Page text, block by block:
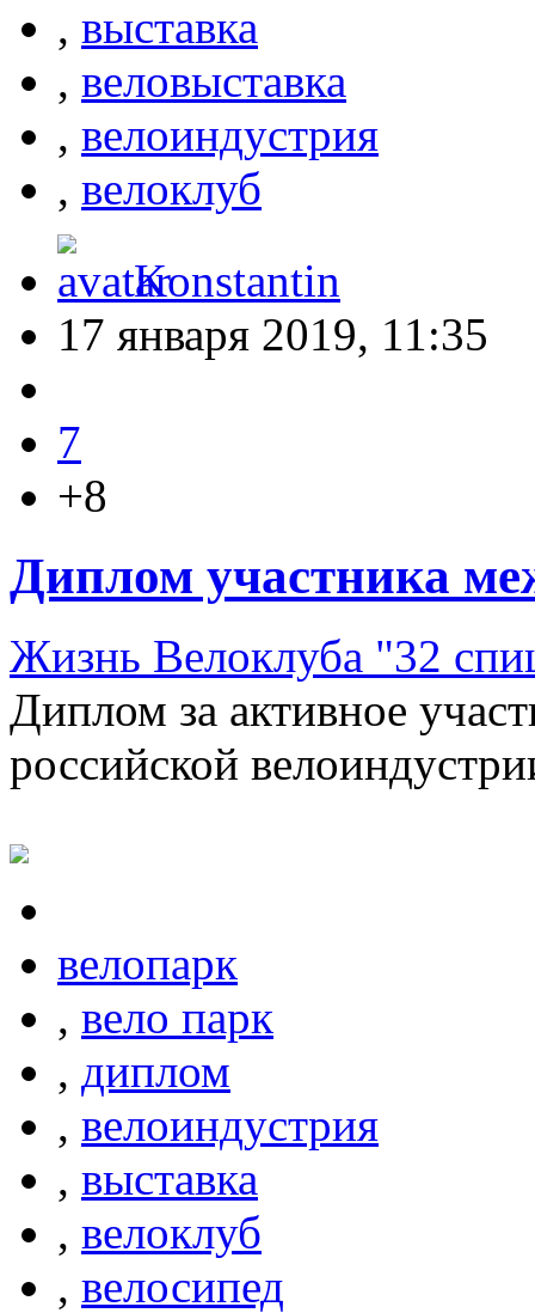
, выставка
, веловыставка
, велоиндустрия
, велоклуб
Konstantin
17 января 2019, 11:35
7
+8
Диплом участника
Жизнь Велоклуба "32
Диплом за активное
российской
велопарк
, вело парк
, диплом
, велоиндустрия
, выставка
, велоклуб
, велосипед